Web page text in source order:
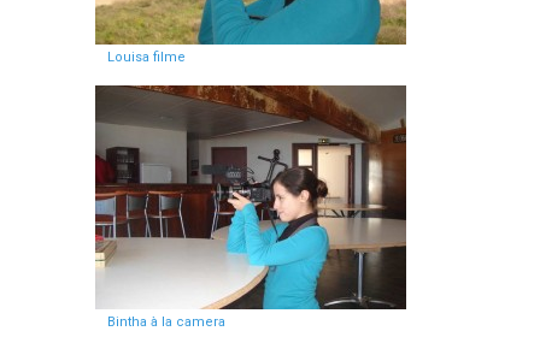
Louisa filme
Bintha à la camera